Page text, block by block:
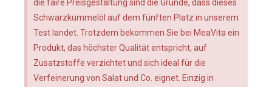
die faire Preisgestaltung sind die Gründe, dass dieses
Schwarzkümmelöl auf dem fünften Platz in unserem
Test landet. Trotzdem bekommen Sie bei MeaVita ein
Produkt, das höchster Qualität entspricht, auf
Zusatzstoffe verzichtet und sich ideal für die
Verfeinerung von Salat und Co. eignet. Einzig in